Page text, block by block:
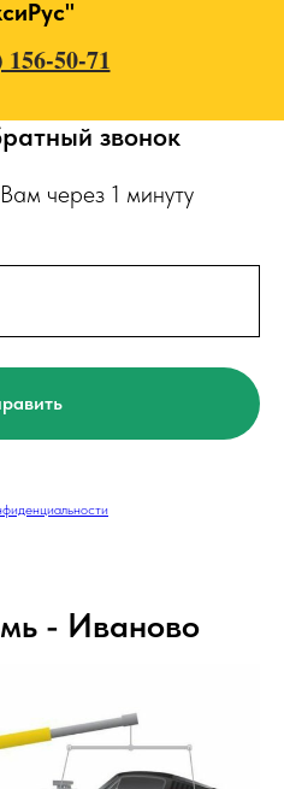
156-50-71
звонок
через 1 минуту
- Иваново